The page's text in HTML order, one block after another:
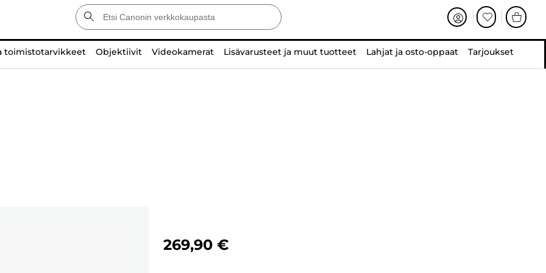
toimistotarvikkeet Objektiivit Videokamerat Lisävarusteet ja muut tuotteet Lahjat ja osto-oppaat Tarjoukset
269,90 €